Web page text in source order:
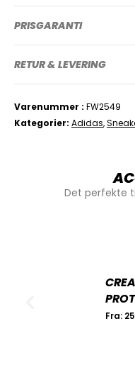
PRISGARANTI
RETUR & LEVERING
Varenummer
FW2549
Kategorier Adidas,
Det perfekte
Fra: 25